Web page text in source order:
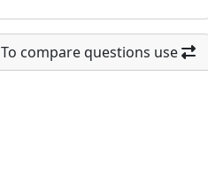
To compare questions use